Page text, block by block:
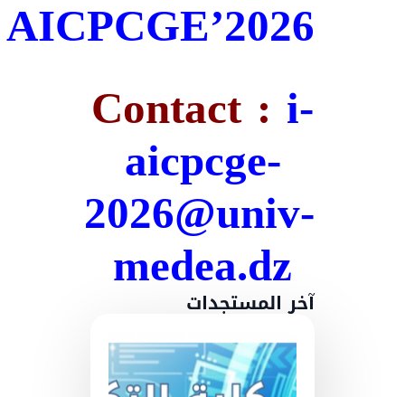
AICPCGE’2026
Contact :
aicpcge-
2026@univ-
medea.dz
آخر المستجدات